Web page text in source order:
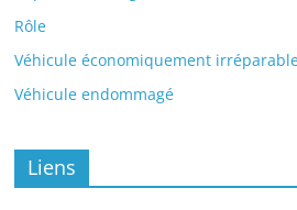
Rôle
Véhicule économiquement
Véhicule endommagé
Liens